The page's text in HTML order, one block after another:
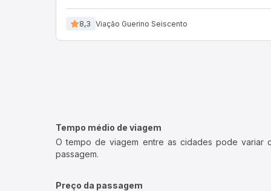
8,3 Viação Guerino Seiscento
Tempo médio de viagem
O tempo de viagem entre as cidades pode variar
passagem.
Preço da passagem